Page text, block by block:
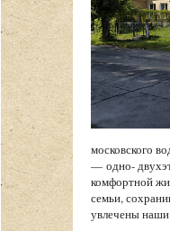
московского
— одно-
комфортной
семьи,
увлечены